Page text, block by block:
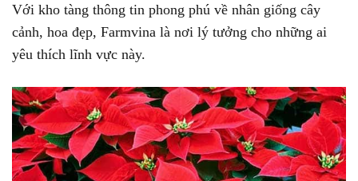
Với kho tàng thông tin phong phú về nhân giống cây
cảnh, hoa đẹp, Farmvina là nơi lý tưởng cho những ai
yêu thích lĩnh vực này.